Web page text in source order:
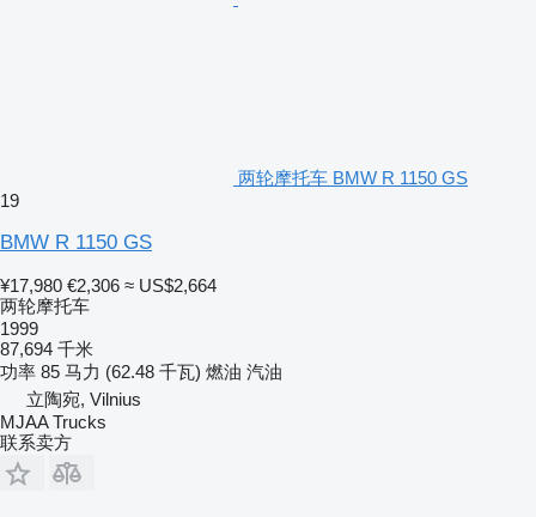
两轮摩托车 BMW R 1150 GS
19
BMW R 1150 GS
¥17,980 €2,306 ≈ US$2,664
两轮摩托车
1999
87,694 千米
功率 85 马力 (62.48 千瓦) 燃油 汽油
立陶宛, Vilnius
MJAA Trucks
联系卖方